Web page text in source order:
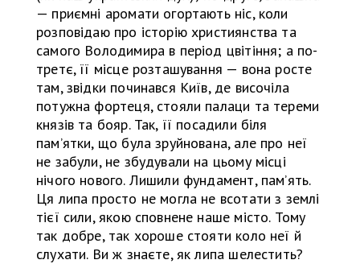
— приємні аромати огортають ніс, коли
розповідаю про історію християнства та
самого Володимира в період цвітіння; а по-
третє, її місце розташування — вона росте
там, звідки починався Київ, де височіла
потужна фортеця, стояли палаци та тереми
князів та бояр. Так, її посадили біля
пам’ятки, що була зруйнована, але про неї
не забули, не збудували на цьому місці
нічого нового. Лишили фундамент, пам’ять.
Ця липа просто не могла не всотати з землі
тієї сили, якою сповнене наше місто. Тому
так добре, так хороше стояти коло неї й
слухати. Ви ж знаєте, як липа шелестить?